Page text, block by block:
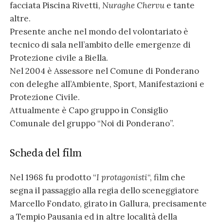
facciata Piscina Rivetti, Nuraghe Chervu e tante
altre.
Presente anche nel mondo del volontariato è
tecnico di sala nell’ambito delle emergenze di
Protezione civile a Biella.
Nel 2004 è Assessore nel Comune di Ponderano
con deleghe all’Ambiente, Sport, Manifestazioni e
Protezione Civile.
Attualmente è Capo gruppo in Consiglio
Comunale del gruppo “Noi di Ponderano”.
Scheda del film
Nel 1968 fu prodotto “I protagonisti“, film che
segna il passaggio alla regia dello sceneggiatore
Marcello Fondato, girato in Gallura, precisamente
a Tempio Pausania ed in altre località della